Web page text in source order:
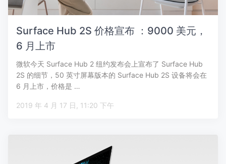
Surface Hub 2S 价格宣布 ：9000 美元，
6 月上市
微软今天 Surface Hub 2 纽约发布会上宣布了 Surface Hub
2S 的细节，50 英寸屏幕版本的 Surface Hub 2S 设备将会在
6 月上市，价格是 …
2019 年 4 月 17 日, 11:20 下午